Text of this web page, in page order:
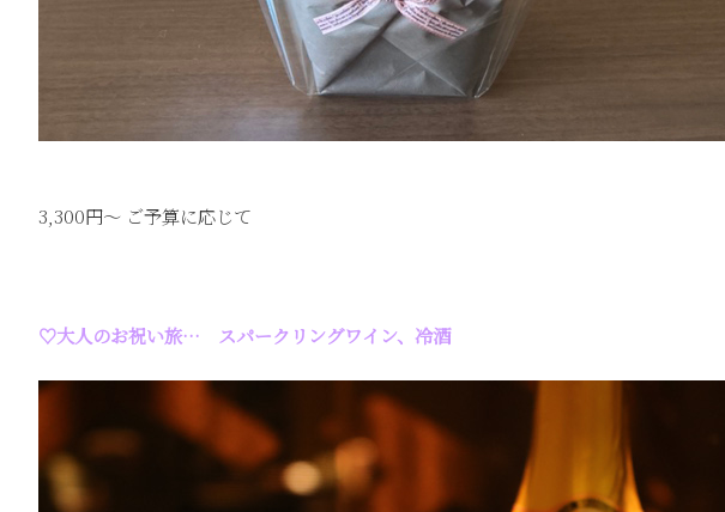
3,300円～ ご予算に応じて
♡大人のお祝い旅… スパークリングワイン、冷酒